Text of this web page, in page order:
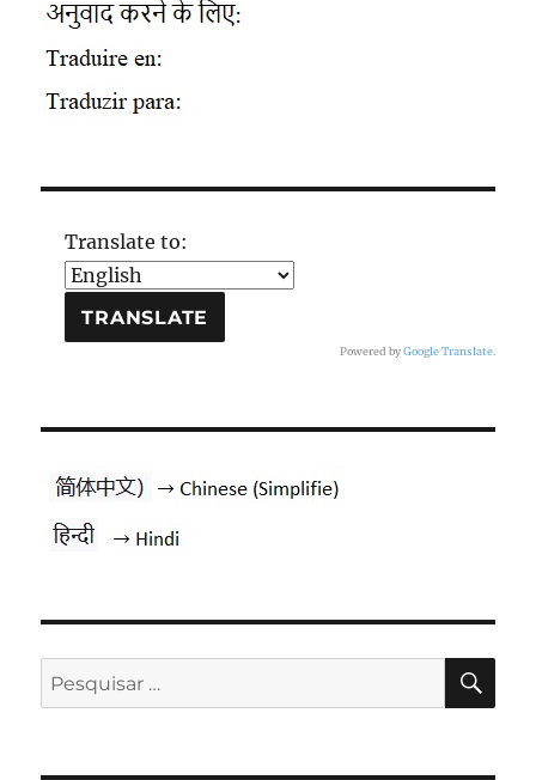
Translate to:
Powered byGoogle Translate.
Pesquisar
por: